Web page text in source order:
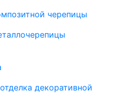
черепицы
декоративной